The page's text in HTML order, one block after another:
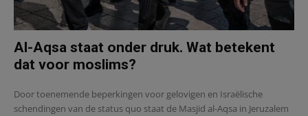
Al-Aqsa staat onder druk. Wat betekent
dat voor moslims?
Door toenemende beperkingen voor gelovigen en Israëlische
schendingen van de status quo staat de Masjid al-Aqsa in Jeruzalem